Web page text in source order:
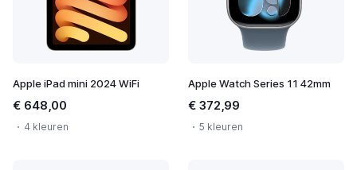
Apple iPad mini 2024 WiFi
€ 648,00
4 kleuren
Apple Watch Series 11 42mm
€ 372,99
5 kleuren